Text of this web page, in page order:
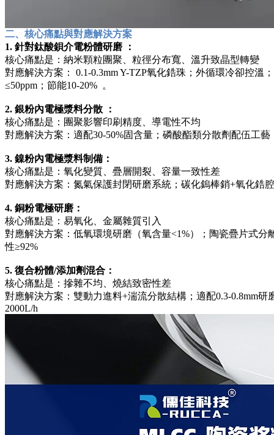
二、核心痛點與對應解決方案
1. 針對鈦酸鋇介電粉體研磨 ：
核心痛點是：納米顆粒團聚、粒徑分布寬、溫升致晶型轉變
對應解決方案： 0.1-0.3mm Y-TZP氧化鋯珠；外循環冷卻控
≤50ppm；節能10-20% 。
2. 銀粉內電極漿料分散 ：
核心痛點是：團聚影響印刷精度、導電性不均
對應解決方案：適配30-50%固含量；磷酸酯類分散劑配伍工
3. 鎳粉內電極漿料制備：
核心痛點是：氧化變質、疊層開裂、容量一致性差
對應解決方案：氮氣保護封閉研磨系統；碳化鎢棒銷+氧化鋯
4. 銅粉電極研磨：
核心痛點是：易氧化、金屬雜質引入
對應解決方案：低氧環境研磨（氧含量<1%）；陶瓷疊片式
性≥92%
5. 復合粉體/添加劑混合：
核心痛點是：摻雜不均、燒結致密性差
對應解決方案：雙動力進料+湍流分散結構；適配0.3-0.8mm
2000L/h